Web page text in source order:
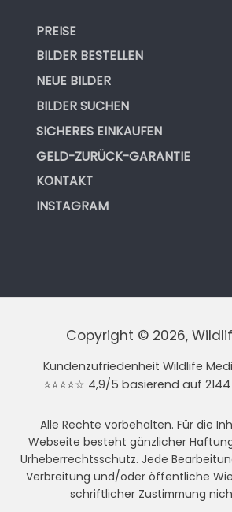
PREISE
BILDER BESTELLEN
NEUE BILDER
BILDER SUCHEN
SICHERES EINKAUFEN
GELD-ZURÜCK-GARANTIE
KONTAKT
INSTAGRAM
Copyright © 2026,
Kundenzufriedenheit Wildlife
⭐⭐⭐⭐☆ 4,9/5 basierend auf
Alle Rechte vorbehalten. Für die
Webseite besteht gänzlicher
Urheberrechtsschutz. Jede
Verbreitung und/oder öffentliche
schriftlicher Zustimmung